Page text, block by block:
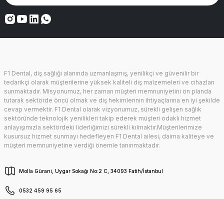
F1 Dental, diş sağlığı alanında uzmanlaşmış, yenilikçi ve güvenilir bir
tedarikçi olarak müşterilerine yüksek kaliteli diş malzemeleri ve cihazları
sunmaktadır. Misyonumuz, her zaman müşteri memnuniyetini ön planda
tutarak sektörde öncü olmak ve diş hekimlerinin ihtiyaçlarına en iyi şekilde
cevap vermektir. F1 Dental olarak vizyonumuz, sürekli gelişen sağlık
sektöründe teknolojik yenilikleri takip ederek müşteri odaklı hizmet
anlayışımızla sektördeki liderliğimizi sürekli kılmaktır.Müşterilerimize
kusursuz hizmet sunmayı hedefleyen F1 Dental ailesi, daima kaliteye ve
müşteri memnuniyetine verdiği önemle tanınmaktadır.
Molla Gürani, Uygar Sokağı No:2 C, 34093 Fatih/İstanbul
0532 459 95 65